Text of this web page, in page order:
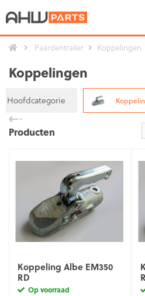
Paardentrailer Koppelingen
Koppelingen
Hoofdcategorie
Producten
Koppeling Albe EM350
RD
Op voorraad